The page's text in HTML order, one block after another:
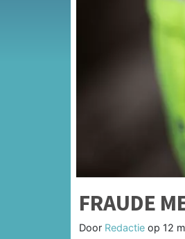
FRAUDE
Door Redactie op 12